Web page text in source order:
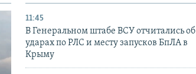
11:45
В Генеральном штабе ВСУ отчитались об
ударах по РЛС и месту запусков БпЛА в
Крыму